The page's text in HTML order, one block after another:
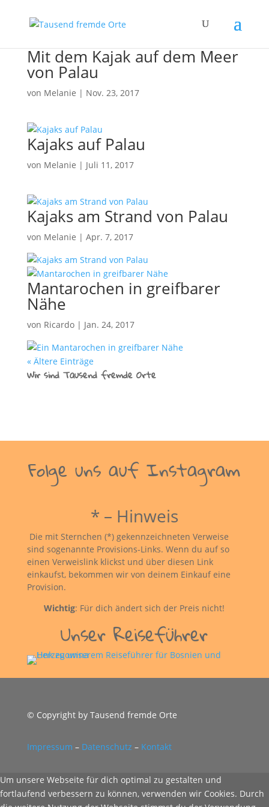
Mit dem Kajak auf dem Meer
von Palau
von Melanie | Nov. 23, 2017
Kajaks auf Palau
von Melanie | Juli 11, 2017
Kajaks am Strand von Palau
von Melanie | Apr. 7, 2017
Mantarochen in greifbarer
Nähe
von Ricardo| Jan. 24, 2017
« Ältere Einträge
Wir sind Tausend fremde Orte
Folge uns auf Instagram
* – Hinweis
Die mit Sternchen (*) gekennzeichneten Verweise
sind sogenannte Provisions-Links. Wenn du auf so
einen Verweislink klickst und über diesen Link
einkaufst, bekommen wir von deinem Einkauf eine
Provision.
Wichtig: Für dich ändert sich der Preis nicht!
Unser Reiseführer
© Copyright by Tausend fremde Orte
Impressum – Datenschutz – Kontakt
Um unsere Webseite für dich optimal zu gestalten und
fortlaufend verbessern zu können, verwenden wir Cookies. Durch